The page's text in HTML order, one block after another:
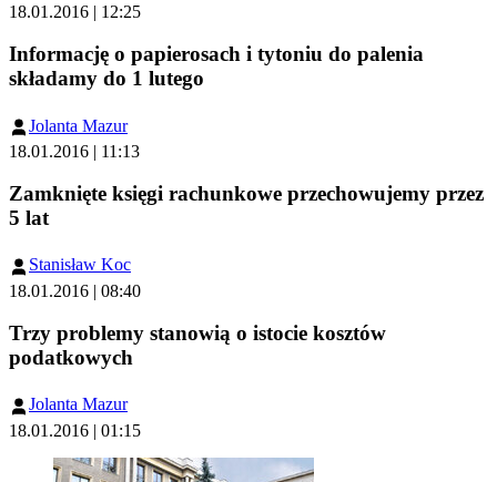
18.01.2016 | 12:25
Informację o papierosach i tytoniu do palenia
składamy do 1 lutego
Jolanta Mazur
18.01.2016 | 11:13
Zamknięte księgi rachunkowe przechowujemy przez
5 lat
Stanisław Koc
18.01.2016 | 08:40
Trzy problemy stanowią o istocie kosztów
podatkowych
Jolanta Mazur
18.01.2016 | 01:15